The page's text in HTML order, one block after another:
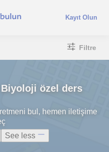
Kayıt Olun
Filtre
özel ders
bul, hemen iletişime
See less